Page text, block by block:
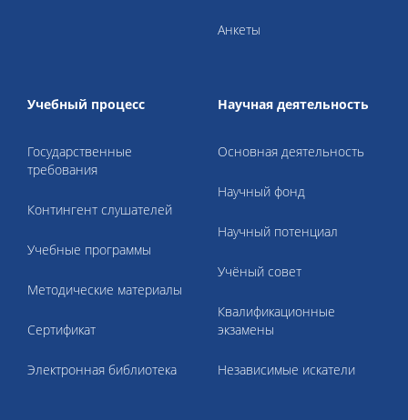
Анкеты
Учебный процесс
Государственные
требования
Контингент слушателей
Учебные программы
Методические материалы
Cертификат
Электронная библиотека
Научная деятельность
Основная деятельность
Научный фонд
Научный потенциал
Учёный совет
Квалификационные
экзамены
Независимые искатели